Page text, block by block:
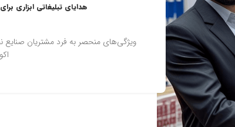
هدایای تبلیغاتی ابزاری
ویژگی‌های منحصر به فرد مشتریان صنایع